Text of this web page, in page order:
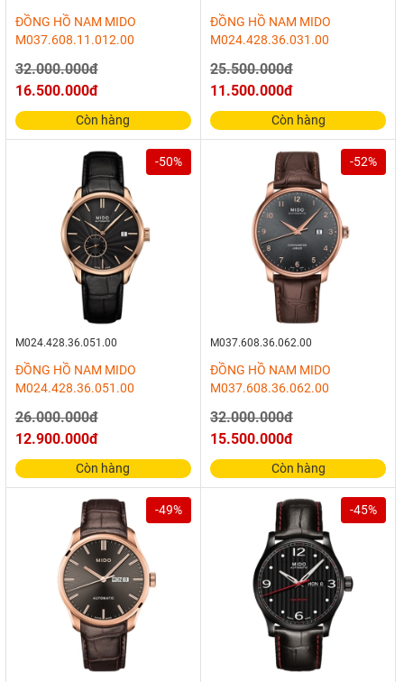
ĐỒNG HỒ NAM MIDO
M037.608.11.012.00
32.000.000đ
16.500.000đ
Còn hàng
ĐỒNG HỒ NAM MIDO
M024.428.36.031.00
25.500.000đ
11.500.000đ
Còn hàng
-50%
M024.428.36.051.00
ĐỒNG HỒ NAM MIDO
M024.428.36.051.00
26.000.000đ
12.900.000đ
Còn hàng
-52%
M037.608.36.062.00
ĐỒNG HỒ NAM MIDO
M037.608.36.062.00
32.000.000đ
15.500.000đ
Còn hàng
-49% -45%